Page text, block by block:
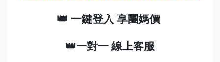
👑 一鍵登入 享團媽價
👑一對一 線上客服